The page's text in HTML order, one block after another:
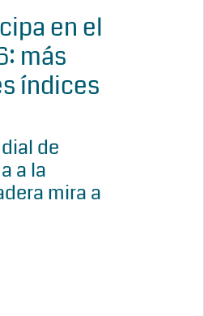
en el
más
índices
de
a la
mira a